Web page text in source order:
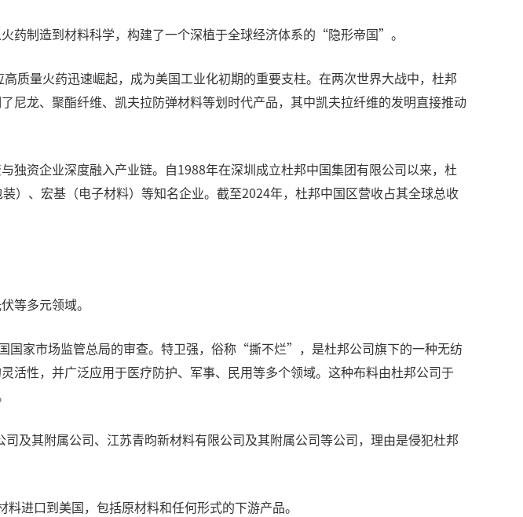
药制造到材料科学，构建了一个深植于全球经济体系的“隐形帝国”。
质量火药迅速崛起，成为美国工业化初期的重要支柱。在两次世界大战中，杜邦
尼龙、聚酯纤维、凯夫拉防弹材料等划时代产品，其中凯夫拉纤维的发明直接推动
资企业深度融入产业链。自1988年在深圳成立杜邦中国集团有限公司以来，杜
）、宏基（电子材料）等知名企业。截至2024年，杜邦中国区营收占其全球总收
等多元领域。
国家市场监管总局的审查。特卫强，俗称“撕不烂”，是杜邦公司旗下的一种无纺
活性，并广泛应用于医疗防护、军事、民用等多个领域。这种布料由杜邦公司于
及其附属公司、江苏青昀新材料有限公司及其附属公司等公司，理由是侵犯杜邦
进口到美国，包括原材料和任何形式的下游产品。